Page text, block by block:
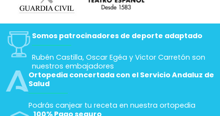
Somos patrocinadores de deporte adaptado
Rubén Castilla, Oscar Egéa y Victor Carretón son
nuestros embajadores
Ortopedia concertada con el Servicio Andaluz de
Salud
Podrás canjear tu receta en nuestra ortopedia
100% Pago seguro